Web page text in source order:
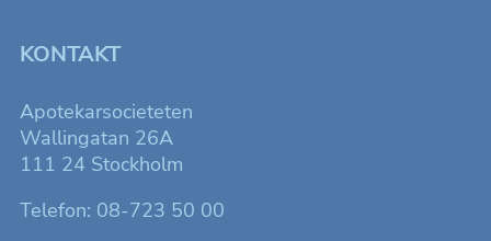
KONTAKT
Apotekarsocieteten
Wallingatan 26A
111 24 Stockholm
Telefon: 08-723 50 00